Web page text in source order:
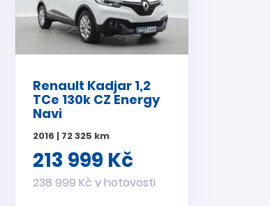
Renault Kadjar 1,2
TCe 130k CZ Energy
Navi
2016 | 72 325 km
213 999 Kč
238 999 Kč v hotovosti